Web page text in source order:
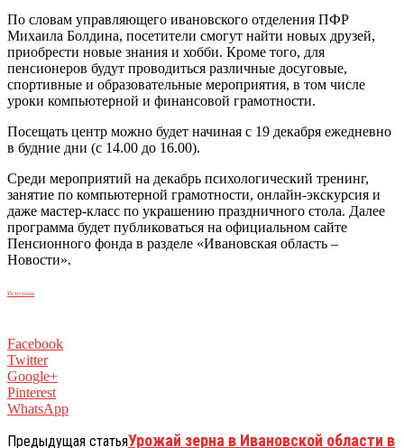
По словам управляющего ивановского отделения ПФР
Михаила Болдина, посетители смогут найти новых друзей,
приобрести новые знания и хобби. Кроме того, для
пенсионеров будут проводиться различные досуговые,
спортивные и образовательные мероприятия, в том числе
уроки компьютерной и финансовой грамотности.
Посещать центр можно будет начиная с 19 декабря ежедневно
в будние дни (с 14.00 до 16.00).
Среди мероприятий на декабрь психологический тренинг,
занятие по компьютерной грамотности, онлайн-экскурсия и
даже мастер-класс по украшению праздничного стола. Далее
программа будет публиковаться на официальном сайте
Пенсионного фонда в разделе «Ивановская область –
Новости».
Источник
Facebook
Twitter
Google+
Pinterest
WhatsApp
Предыдущая статьяУрожай зерна в Ивановской области в